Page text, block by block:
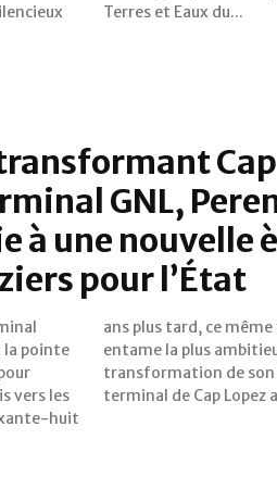
Terres et Eaux du...
Cap
GNL,
à une nouvelle
pour l’État
pointe
vers les
huit
Le
terminal de Cap Lopez